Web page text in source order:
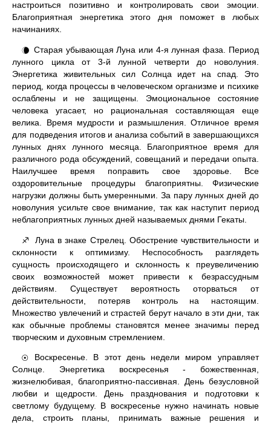
настроиться позитивно и контролировать свои эмоции.
Благоприятная энергетика этого дня поможет в любых
начинаниях.
🌘 Старая убывающая Луна или 4-я лунная фаза. Период
лунного цикла от 3-й лунной четверти до новолуния.
Энергетика живительных сил Солнца идет на спад. Это
период, когда процессы в человеческом организме и психике
ослаблены и не защищены. Эмоциональное состояние
человека угасает, но рациональная составляющая еще
велика. Время мудрости и размышления. Отличное время
для подведения итогов и анализа событий в завершающихся
лунных днях лунного месяца. Благоприятное время для
различного рода обсуждений, совещаний и передачи опыта.
Наилучшее время поправить свое здоровье. Все
оздоровительные процедуры благоприятны. Физические
нагрузки должны быть умеренными. За пару лунных дней до
новолуния усильте свое внимание, так как наступит период
неблагоприятных лунных дней называемых днями Гекаты.
♐
Луна в знаке Стрелец. Обострение чувствительности и
склонности к оптимизму. Неспособность разглядеть
сущность происходящего и склонность к преувеличению
своих возможностей может привести к безрассудным
действиям. Существует вероятность оторваться от
действительности, потеряв контроль на настоящим.
Множество увлечений и страстей берут начало в эти дни, так
как обычные проблемы становятся менее значимы перед
творческим и духовным стремлением.
☉
Воскресенье. В этот день недели миром управляет
Солнце. Энергетика воскресенья - божественная,
жизнелюбивая, благоприятно-пассивная. День безусловной
любви и щедрости. День празднования и подготовки к
светлому будущему. В воскресенье нужно начинать новые
дела, строить планы, принимать важные решения и